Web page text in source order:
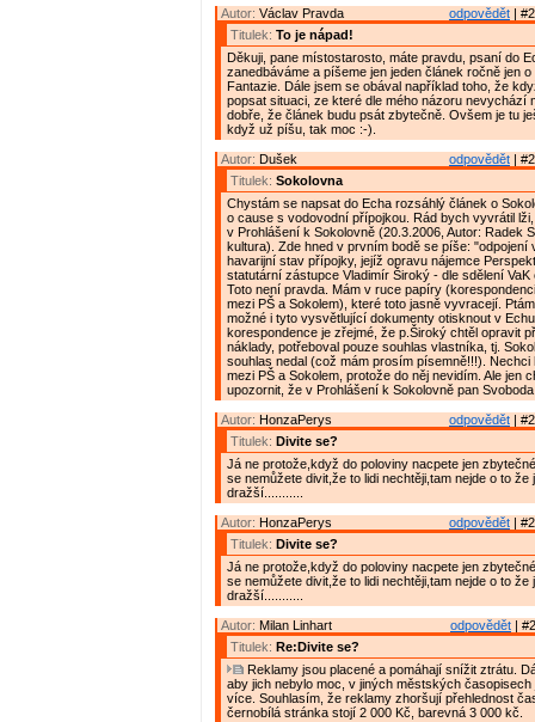
odpovědět |
Autor: Václav Pravda
Titulek: To je nápad!
Děkuji, pane místostarosto, máte pravdu, psaní do
zanedbáváme a píšeme jen jeden článek ročně jen o
Fantazie. Dále jsem se obával například toho, že
popsat situaci, ze které dle mého názoru nevychází
dobře, že článek budu psát zbytečně. Ovšem je tu
když už píšu, tak moc :-).
odpovědět |
Autor: Dušek
Titulek: Sokolovna
Chystám se napsat do Echa rozsáhlý článek o
o cause s vodovodní přípojkou. Rád bych vyvrátil
v Prohlášení k Sokolovně (20.3.2006, Autor: Radek
kultura). Zde hned v prvním bodě se píše: "odpojení
havarijní stav přípojky, jejíž opravu nájemce
statutární zástupce Vladimír Široký - dle sdělení VaK
Toto není pravda. Mám v ruce papíry
mezi PŠ a Sokolem), které toto jasně vyvracejí.
možné i tyto vysvětlující dokumenty otisknout v
korespondence je zřejmé, že p.Široký chtěl opravit
náklady, potřeboval pouze souhlas vlastníka, tj.
souhlas nedal (což mám prosím písemně!!!). Nechci
mezi PŠ a Sokolem, protože do něj nevidím. Ale jen
upozornit, že v Prohlášení k Sokolovně pan
odpovědět |
Autor: HonzaPerys
Titulek: Divite se?
Já ne protože,když do poloviny nacpete jen
se nemůžete divit,že to lidi nechtěji,tam nejde o to že
dražší...........
odpovědět |
Autor: HonzaPerys
Titulek: Divite se?
Já ne protože,když do poloviny nacpete jen
se nemůžete divit,že to lidi nechtěji,tam nejde o to že
dražší...........
odpovědět |
Autor: Milan Linhart
Titulek: Re:Divite se?
Reklamy jsou placené a pomáhají snížit ztrátu.
aby jich nebylo moc, v jiných městských časopisech
více. Souhlasím, že reklamy zhoršují přehlednost
černobílá stránka stojí 2 000 Kč, barevná 3 000 kč.